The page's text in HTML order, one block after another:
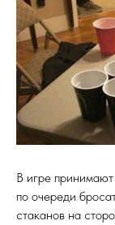
В игре
по очереди
стаканов на